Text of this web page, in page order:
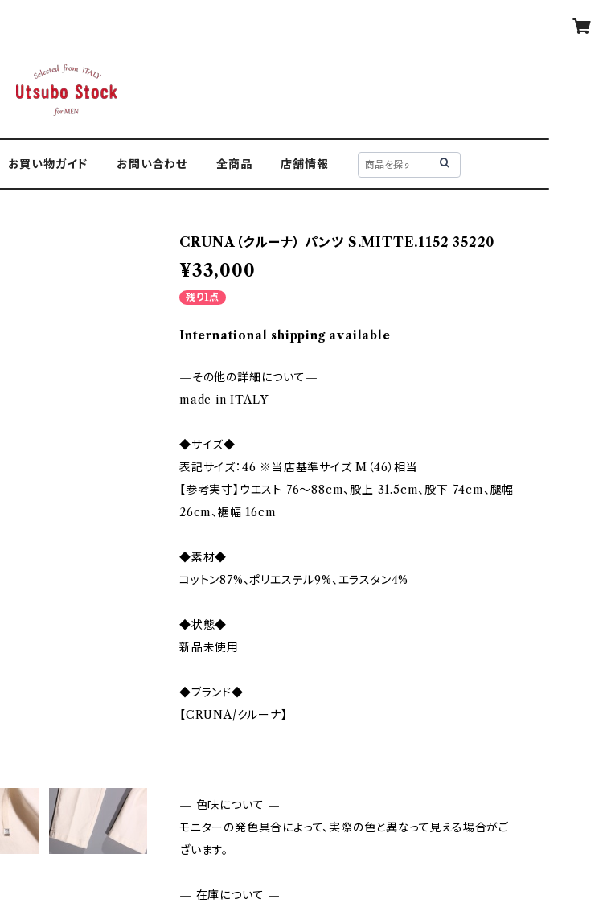
お買い物ガイド お問い合わせ 全商品 店舗情報
CRUNA（クルーナ） パンツ S.MITTE.1152 35220
¥33,000
残り1点
International shipping available
—その他の詳細について—
made in ITALY
◆サイズ◆
表記サイズ：46 ※当店基準サイズ M（46）相当
【参考実寸】ウエスト 76〜88cm、股上 31.5cm、股下 74cm、腿幅
26cm、裾幅 16cm
◆素材◆
コットン87%、ポリエステル9%、エラスタン4%
◆状態◆
新品未使用
◆ブランド◆
【CRUNA/クルーナ】
— 色味について —
モニターの発色具合によって、実際の色と異なって見える場合がご
ざいます。
— 在庫について —